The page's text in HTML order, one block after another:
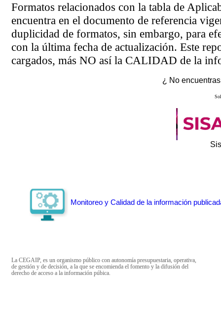
Formatos relacionados con la tabla de
encuentra en el documento de referencia
duplicidad de formatos, sin embargo, para
con la última fecha de actualización. Este
cargados, más NO así la CALIDAD de la
¿ No
Monitoreo y Calidad de la información
La CEGAIP, es un organismo público con autonomía presupuestaria, operativa,
de gestión y de decisión, a la que se encomienda el fomento y la difusión del
derecho de acceso a la información púbica.